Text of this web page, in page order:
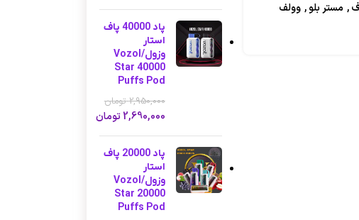
, مستر بلو, وولف
پاد 40000 پاف
استار
وزول/Vozol
Star 40000
Puffs Pod
2,950,000 تومان
2,690,000 تومان
پاد 20000 پاف
استار
وزول/Vozol
Star 20000
Puffs Pod